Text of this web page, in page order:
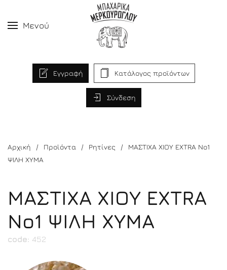
Μενού
Εγγραφή Κατάλογος προϊόντων
Σύνδεση
Αρχική Προϊόντα Ρητίνες
ΜΑΣΤΙΧΑ ΧΙΟΥ EXTRA No1
ΨΙΛΗ ΧΥΜΑ
ΜΑΣΤΙΧΑ ΧΙΟΥ EXTRA
No1 ΨΙΛΗ ΧΥΜΑ
code: 452